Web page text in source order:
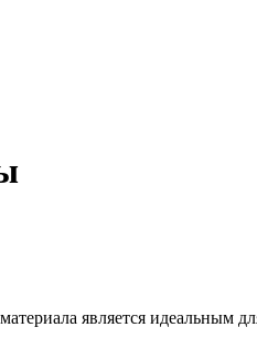
является идеальным